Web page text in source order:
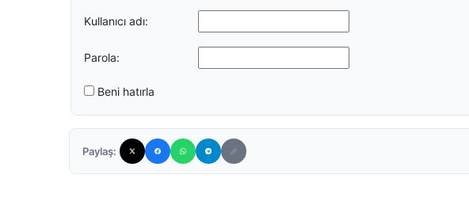
Kullanıcı adı:
Parola:
Beni hatırla
Paylaş: